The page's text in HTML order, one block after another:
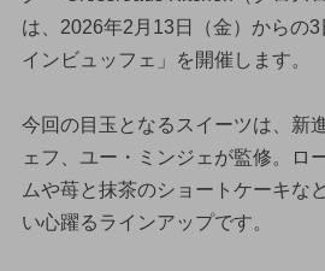
は、2026年2月13日（金）からの
インビュッフェ」を開催します。
今回の目玉となるスイーツは、新
ェフ、ユー・ミンジェが監修。ロ
ムや苺と抹茶のショートケーキな
い心躍るラインアップです。